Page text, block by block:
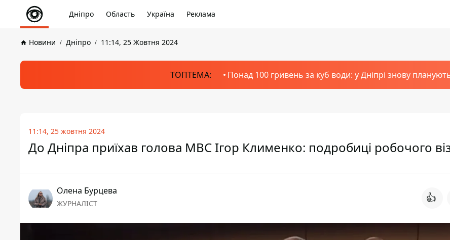
Дніпро Область Україна Реклама
Новини Дніпро 11:14, 25 Жовтня 2024
ТОПТЕМА: Понад 100 гривень за куб води: у Дніпрі знову
11:14, 25 жовтня 2024
До Дніпра приїхав голова МВС Ігор Клименко: подробиці робочого
Олена Бурцева
ЖУРНАЛІСТ 👍